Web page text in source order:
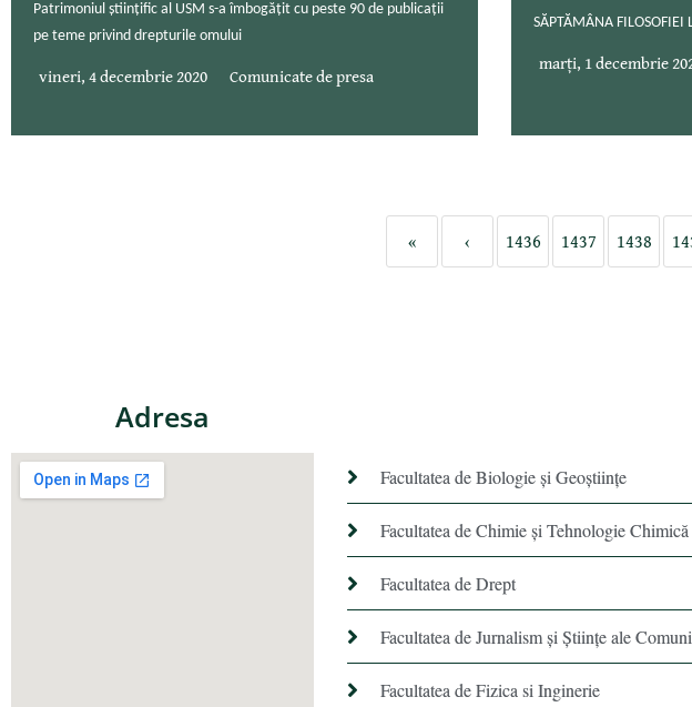
Patrimoniul științific al USM s-a îmbogățit cu peste 90 de publicații
pe teme privind drepturile omului
vineri, 4 decembrie 2020 Comunicate de presa
SĂPTĂMÂNA
marți, 1 decembrie
« ‹ 1436 1437 1438
Adresa
Facultatea de Biologie și Geoștiințe
Facultatea de Chimie şi Tehnologie Chimică
Facultatea de Drept
Facultatea de Jurnalism şi Ştiinţe ale
Facultatea de Fizica si Inginerie